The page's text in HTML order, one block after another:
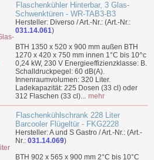
Flaschenkühler Hinterbar, 3 Glas-
Schwenktüren - WR-TAB3-B3
Hersteller: Diverso / Art.-Nr.: (Art.-Nr.:
031.14.061)
BTH 1350 x 520 x 900 mm außen BTH
1270 x 420 x 750 mm innen 1°C bis 10^c
0,24 kW, 230 V Energieeffizienzklasse: B.
Schalldruckpegel: 60 dB(A).
Innenraumvolumen: 320 Liter.
Ladekapazität: 225 Dosen (33 cl) oder
312 Flaschen (33 cl)... mehr
Flaschenkühlschrank 228 Liter
Barcooler Flügeltür - FKG2228
Hersteller: A und S Gastro / Art.-Nr.: (Art.-
Nr.: 031.14.069)
BTH 902 x 565 x 900 mm 2°C bis 10°C